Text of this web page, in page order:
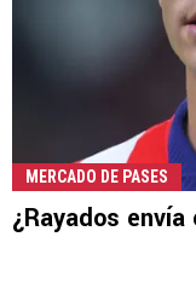
MERCADO DE PASES
¿Rayados